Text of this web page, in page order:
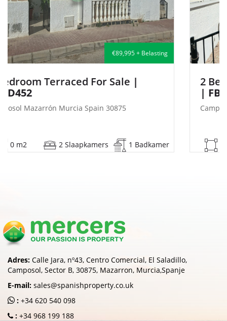
€135,000 + Belasting
2 Bedroom Semi-Detached For Sale
| FB140
Camposol Mazarrón Murcia Spain 30875
53 m2 2 Slaapkamers 1 Badkamer
Adres: Calle Jara, nº43, Centro Comercial, El Saladillo,
Camposol, Sector B, 30875, Mazarron, Murcia,Spanje
E-mail: sales@spanishproperty.co.uk
: +34 620 540 098
: +34 968 199 188